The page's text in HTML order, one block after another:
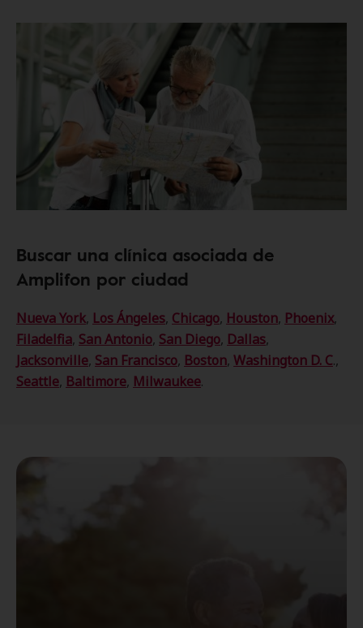
Buscar una clínica asociada de
Amplifon por ciudad
Nueva York, Los Ángeles, Chicago, Houston, Phoenix,
Filadelfia, San Antonio, San Diego, Dallas,
Jacksonville, San Francisco, Boston, Washington D. C.,
Seattle, Baltimore, Milwaukee.